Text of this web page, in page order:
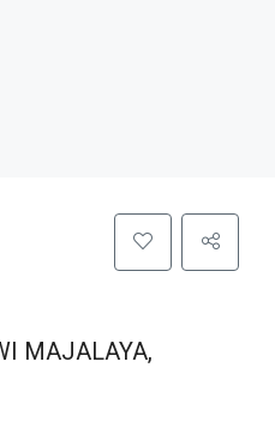
MAJALAYA,